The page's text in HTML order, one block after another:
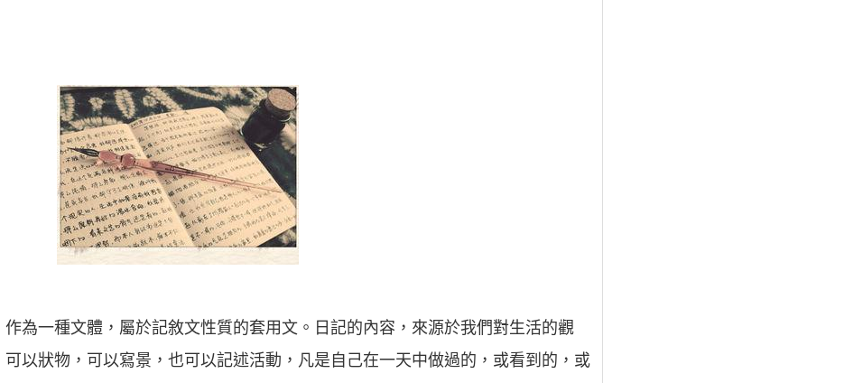
為一種文體，屬於記敘文性質的套用文。日記的內容，來源於我們對生活的觀
以狀物，可以寫景，也可以記述活動，凡是自己在一天中做過的，或看到的，或